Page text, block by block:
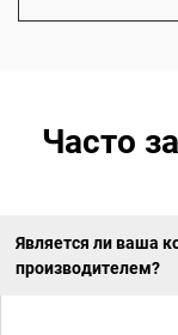
Часто
Является ли ваша
производителем?